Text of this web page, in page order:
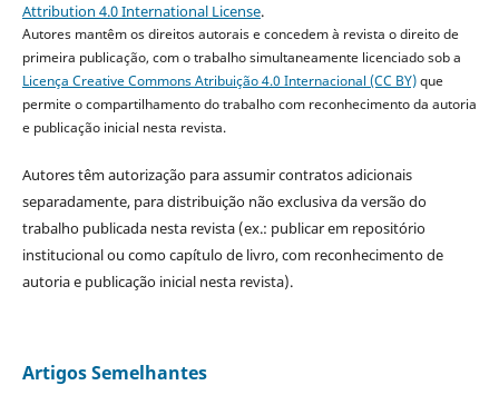
Attribution 4.0 International License.
Autores mantêm os direitos autorais e concedem à revista o direito de
primeira publicação, com o trabalho simultaneamente licenciado sob a
Licença Creative Commons Atribuição 4.0 Internacional (CC BY)que
permite o compartilhamento do trabalho com reconhecimento da autoria
e publicação inicial nesta revista.
Autores têm autorização para assumir contratos adicionais
separadamente, para distribuição não exclusiva da versão do
trabalho publicada nesta revista (ex.: publicar em repositório
institucional ou como capítulo de livro, com reconhecimento de
autoria e publicação inicial nesta revista).
Artigos Semelhantes